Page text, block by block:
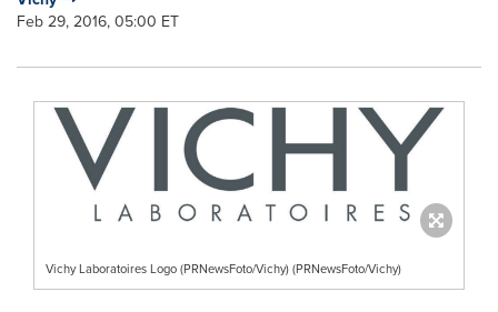
Feb 29, 2016, 05:00 ET
Vichy Laboratoires Logo (PRNewsFoto/Vichy) (PRNewsFoto/Vichy)